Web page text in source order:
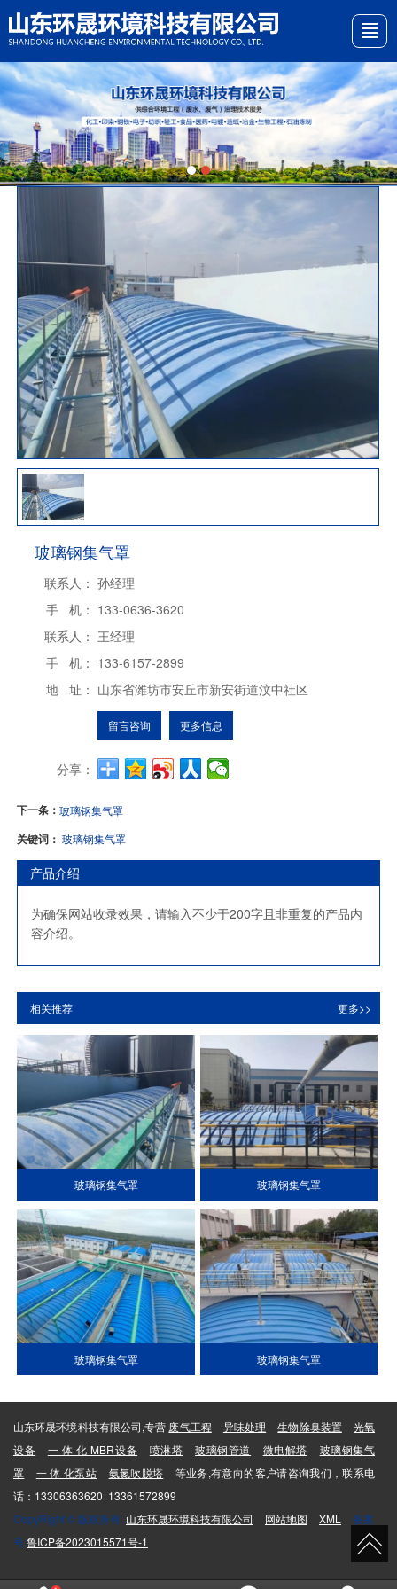
首页 关于我们 产品展示 新闻资讯 案例展示 留言反馈 地图导航 联系我们
玻璃钢集气罩
联系人： 孙经理
手 机： 133-0636-3620
联系人： 王经理
手 机： 133-6157-2899
地 址： 山东省潍坊市安丘市新安街道汶中社区
留言咨询 更多信息
分享：
下一条：玻璃钢集气罩
关键词：玻璃钢集气罩
产品介绍
为确保网站收录效果，请输入不少于200字且非重复的产品内
容介绍。
相关推荐 更多>>
玻璃钢集气罩 玻璃钢集气罩
玻璃钢集气罩 玻璃钢集气罩
山东环晟环境科技有限公司,专营 废气工程 异味处理 生物除臭装置
光氧
设备
一 体 化 MBR设备 喷淋塔 玻璃钢管道 微电解塔
玻璃钢集气
罩
一 体 化泵站 氨氮吹脱塔
等业务,有意向的客户请咨询我们，联系电
话：13306363620 13361572899
CopyRight © 版权所有: 山东环晟环境科技有限公司 网站地图 XML
备案
号:鲁ICP备2023015571号-1